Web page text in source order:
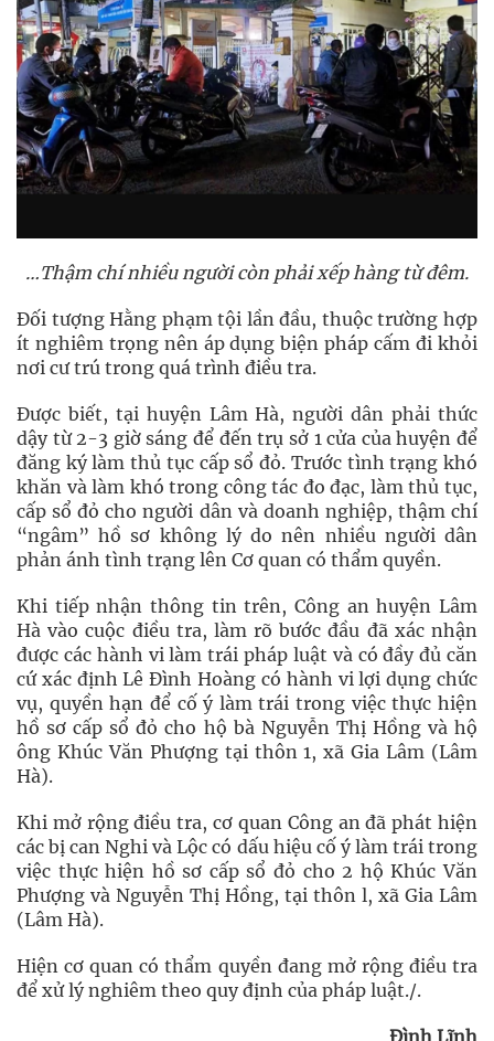
…Thậm chí nhiều người còn phải xếp hàng từ đêm.
Đối tượng Hằng phạm tội lần đầu, thuộc trường hợp
ít nghiêm trọng nên áp dụng biện pháp cấm đi khỏi
nơi cư trú trong quá trình điều tra.
Được biết, tại huyện Lâm Hà, người dân phải thức
dậy từ 2-3 giờ sáng để đến trụ sở 1 cửa của huyện để
đăng ký làm thủ tục cấp sổ đỏ. Trước tình trạng khó
khăn và làm khó trong công tác đo đạc, làm thủ tục,
cấp sổ đỏ cho người dân và doanh nghiệp, thậm chí
“ngâm” hồ sơ không lý do nên nhiều người dân
phản ánh tình trạng lên Cơ quan có thẩm quyền.
Khi tiếp nhận thông tin trên, Công an huyện Lâm
Hà vào cuộc điều tra, làm rõ bước đầu đã xác nhận
được các hành vi làm trái pháp luật và có đầy đủ căn
cứ xác định Lê Đình Hoàng có hành vi lợi dụng chức
vụ, quyền hạn để cố ý làm trái trong việc thực hiện
hồ sơ cấp sổ đỏ cho hộ bà Nguyễn Thị Hồng và hộ
ông Khúc Văn Phượng tại thôn 1, xã Gia Lâm (Lâm
Hà).
Khi mở rộng điều tra, cơ quan Công an đã phát hiện
các bị can Nghi và Lộc có dấu hiệu cố ý làm trái trong
việc thực hiện hồ sơ cấp sổ đỏ cho 2 hộ Khúc Văn
Phượng và Nguyễn Thị Hồng, tại thôn l, xã Gia Lâm
(Lâm Hà).
Hiện cơ quan có thẩm quyền đang mở rộng điều tra
để xử lý nghiêm theo quy định của pháp luật./.